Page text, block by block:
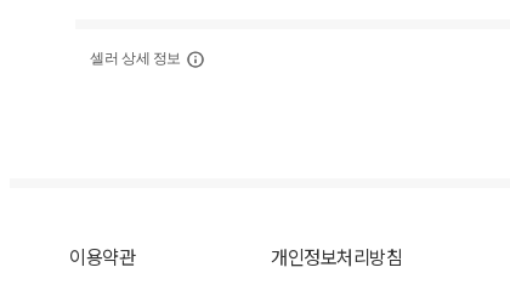
셀러 상세 정보
이용약관 개인정보처리방침